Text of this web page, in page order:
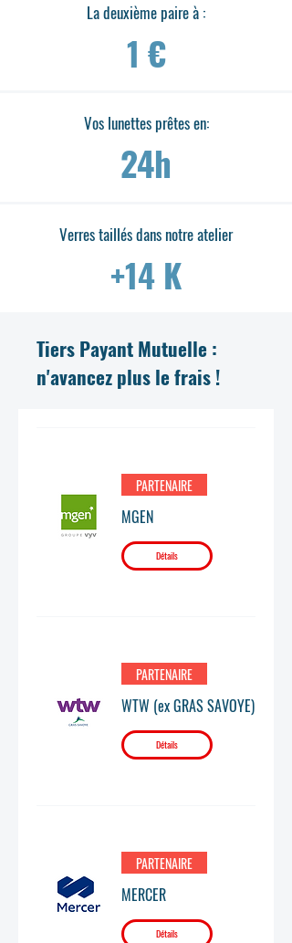
La deuxième paire à :
1 €
Vos lunettes prêtes en:
24h
Verres taillés dans notre atelier
+14 K
Tiers Payant Mutuelle :
n'avancez plus le frais !
PARTENAIRE
MGEN
Détails
PARTENAIRE
WTW (ex GRAS SAVOYE)
Détails
PARTENAIRE
MERCER
Détails